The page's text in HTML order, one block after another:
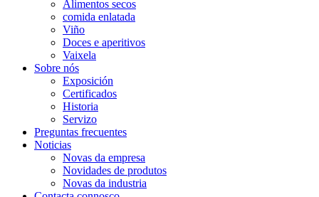
Alimentos secos
comida enlatada
Viño
Doces e aperitivos
Vaixela
Sobre nós
Exposición
Certificados
Historia
Servizo
Preguntas frecuentes
Noticias
Novas da empresa
Novidades de produtos
Novas da industria